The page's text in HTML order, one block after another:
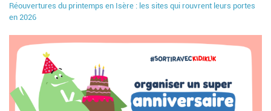
Réouvertures du printemps en Isère : les sites qui rouvrent leurs portes
en 2026